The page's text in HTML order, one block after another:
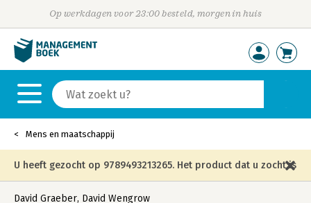
Op werkdagen voor 23:00 besteld, morgen in huis
Mens en maatschappij
U heeft gezocht op 9789493213265. Het product dat u zocht is
niet meer in die editie leverbaar en is vervangen door de
David Graeber, David Wengrow